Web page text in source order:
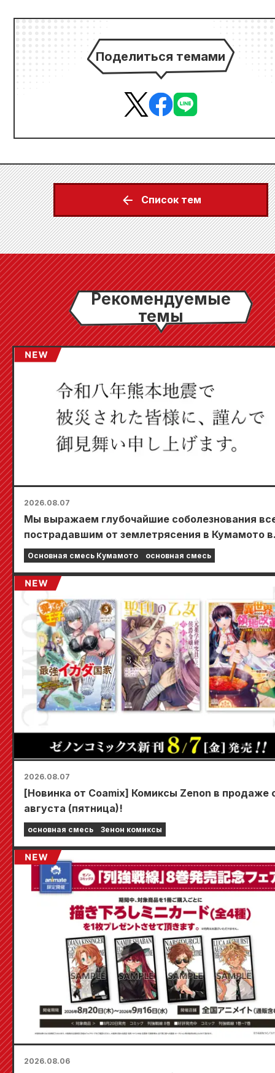
Поделиться темами
Список тем
Рекомендуемые
темы
2026.08.07
Мы выражаем глубочайшие соболезнования
пострадавшим от землетрясения в Кумамото в
2026 году.
Основная смесь Кумамото основная смесь
2026.08.07
[Новинка от Coamix] Комиксы Zenon в продаже
августа (пятница)!
основная смесь Зенон комиксы
2026.08.06